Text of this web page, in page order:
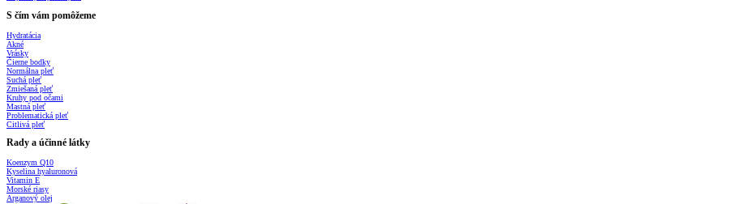
S čím vám pomôžeme
Hydratácia
Akné
Vrásky
Čierne bodky
Normálna pleť
Suchá pleť
Zmiešaná pleť
Kruhy pod očami
Mastná pleť
Problematická pleť
Citlivá pleť
Rady a účinné látky
Koenzym Q10
Kyselina hyaluronová
Vitamin E
Morské riasy
Arganový olej